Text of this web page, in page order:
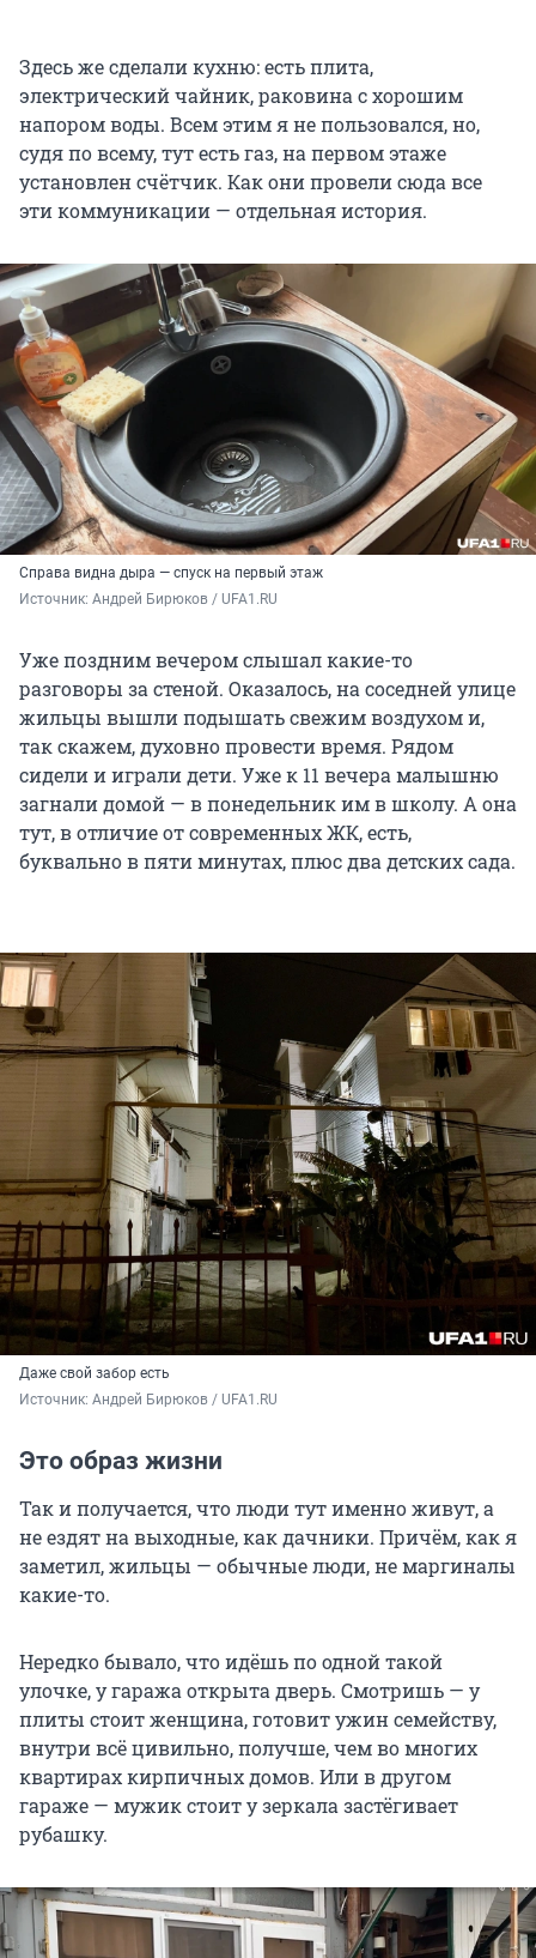
Здесь же сделали кухню: есть плита,
электрический чайник, раковина с хорошим
напором воды. Всем этим я не пользовался, но,
судя по всему, тут есть газ, на первом этаже
установлен счётчик. Как они провели сюда все
эти коммуникации — отдельная история.
Справа видна дыра — спуск на первый этаж
Источник: Андрей Бирюков / UFA1.RU
Уже поздним вечером слышал какие-то
разговоры за стеной. Оказалось, на соседней улице
жильцы вышли подышать свежим воздухом и,
так скажем, духовно провести время. Рядом
сидели и играли дети. Уже к 11 вечера малышню
загнали домой — в понедельник им в школу. А она
тут, в отличие от современных ЖК, есть,
буквально в пяти минутах, плюс два детских сада.
Даже свой забор есть
Источник: Андрей Бирюков / UFA1.RU
Это образ жизни
Так и получается, что люди тут именно живут, а
не ездят на выходные, как дачники. Причём, как я
заметил, жильцы — обычные люди, не маргиналы
какие-то.
Нередко бывало, что идёшь по одной такой
улочке, у гаража открыта дверь. Смотришь — у
плиты стоит женщина, готовит ужин семейству,
внутри всё цивильно, получше, чем во многих
квартирах кирпичных домов. Или в другом
гараже — мужик стоит у зеркала застёгивает
рубашку.